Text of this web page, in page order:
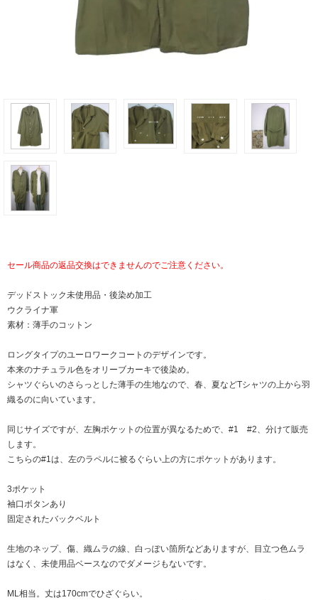
セール商品の返品交換はできませんのでご注意ください。
デッドストック未使用品・後染め加工
ウクライナ軍
素材：薄手のコットン
ロングタイプのユーロワークコートのデザインです。
本来のナチュラル色をオリーブカーキで後染め。
シャツぐらいのさらっとした薄手の生地なので、春、夏などTシャツの上から羽
織るのに向いています。
同じサイズですが、左胸ポケットの位置が異なるためで、#1 #2、分けて販売
します。
こちらの#1は、左のラペルに被るぐらい上の方にポケットがあります。
3ポケット
袖口ボタンあり
固定されたバックベルト
生地のネップ、傷、織ムラの線、白っぽい箇所などありますが、目立つ色ムラ
はなく、未使用品ベースなのでダメージもないです。
ML相当。丈は170cmでひざぐらい。